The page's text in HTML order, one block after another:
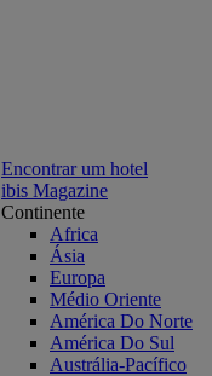
Encontrar um hotel
ibis Magazine
Continente
Africa
Ásia
Europa
Médio Oriente
América Do Norte
América Do Sul
Austrália-Pacífico